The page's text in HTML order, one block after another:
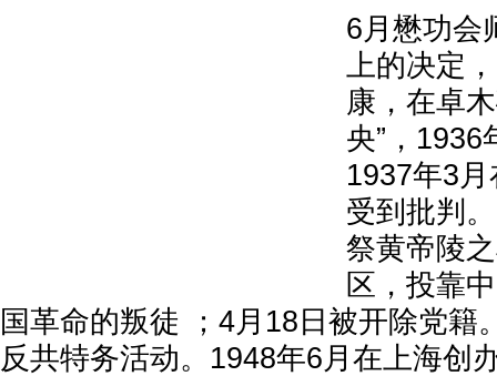
6月懋功会
上的决定
康，在卓
央”，1936
1937年3
受到批判
祭黄帝陵
区，投靠
国革命的叛徒 ；4月18日被开除党籍
反共特务活动。1948年6月在上海创